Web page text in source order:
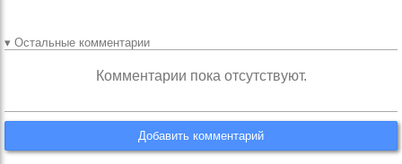
▾ Остальные комментарии
Комментарии пока отсутствуют.
Добавить комментарий